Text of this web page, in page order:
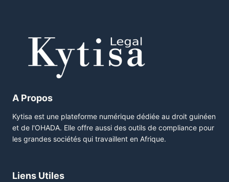
A Propos
Kytisa est une plateforme numérique dédiée au droit guinéen
et de l'OHADA. Elle offre aussi des outils de compliance pour
les grandes sociétés qui travaillent en Afrique.
Liens Utiles